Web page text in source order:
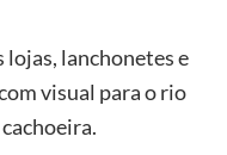
lanchonetes e
visual para o rio